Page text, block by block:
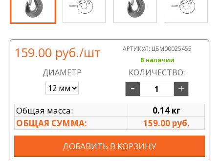
159.00 руб./шт АРТИКУЛ: ЦБМ00025455
В наличии
ДИАМЕТР КОЛИЧЕСТВО:
Общая масса:
0.14 кг
ОБЩАЯ СУММА:
159.00 руб.
ДОБАВИТЬ В КОРЗИНУ